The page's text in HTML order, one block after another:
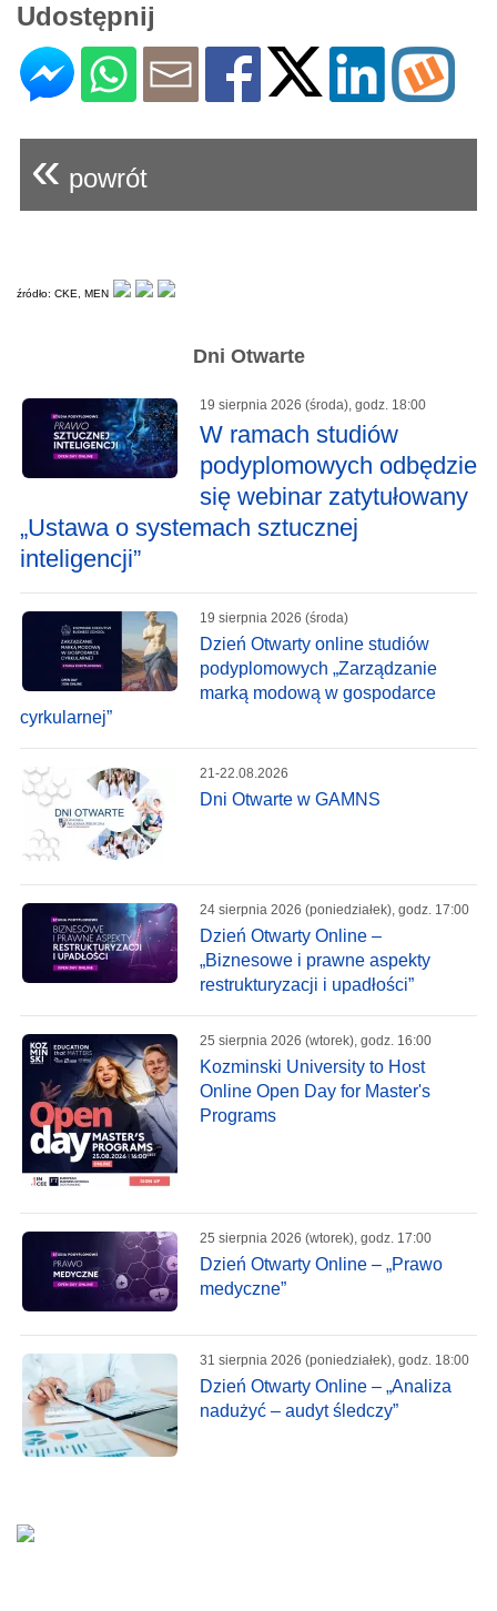
Udostępnij
« powrót
źródło: CKE, MEN
Dni Otwarte
19 sierpnia 2026 (środa), godz. 18:00
W ramach studiów
podyplomowych odbędzie
się webinar zatytułowany
„Ustawa o systemach sztucznej
inteligencji”
19 sierpnia 2026 (środa)
Dzień Otwarty online studiów
podyplomowych „Zarządzanie
marką modową w gospodarce
cyrkularnej”
21-22.08.2026
Dni Otwarte w GAMNS
24 sierpnia 2026 (poniedziałek), godz. 17:00
Dzień Otwarty Online –
„Biznesowe i prawne aspekty
restrukturyzacji i upadłości”
25 sierpnia 2026 (wtorek), godz. 16:00
Kozminski University to Host
Online Open Day for Master's
Programs
25 sierpnia 2026 (wtorek), godz. 17:00
Dzień Otwarty Online – „Prawo
medyczne”
31 sierpnia 2026 (poniedziałek), godz. 18:00
Dzień Otwarty Online – „Analiza
nadużyć – audyt śledczy”